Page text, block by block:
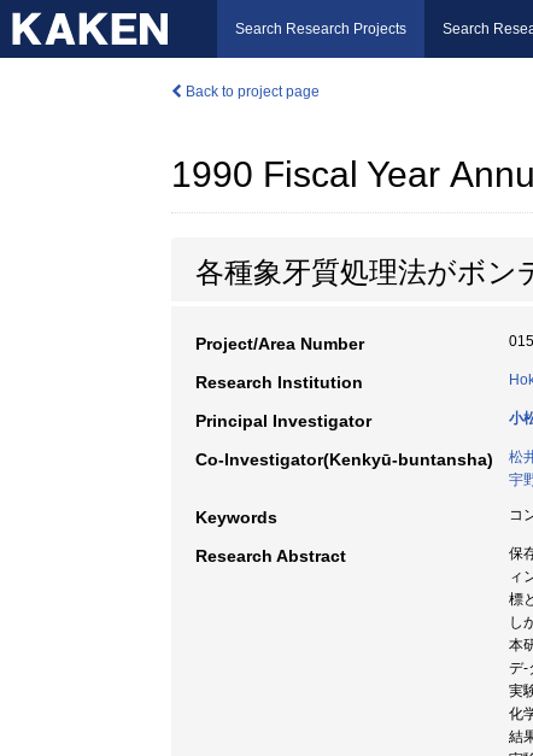
Search Research Projects Search
Back to project page
1990 Fiscal Year
各種象牙質処理法がボ
Project/Area Number
Research Institution
Principal Investigator 小
Co-Investigator(Kenkyū-buntansha) 松
宇
Keywords コ
Research Abstract
保
ィ
標
し
本
デ-
実
化
結